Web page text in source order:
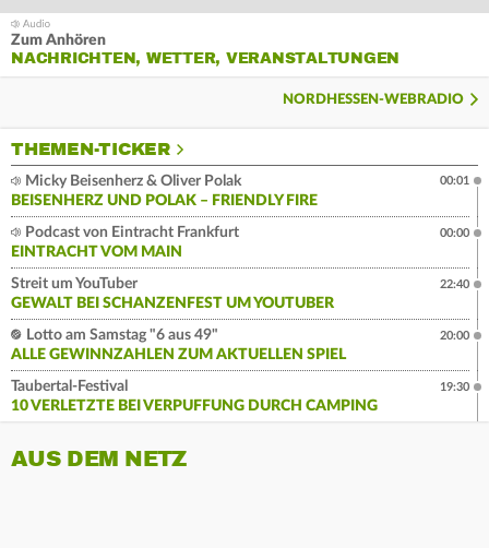
Zum Anhören
NACHRICHTEN, WETTER, VERANSTALTUNGEN
NORDHESSEN-WEBRADIO
THEMEN-TICKER
Micky Beisenherz & Oliver Polak
BEISENHERZ UND POLAK – FRIENDLY FIRE
00:01
Podcast von Eintracht Frankfurt
EINTRACHT VOM MAIN
00:00
Streit um YouTuber
GEWALT BEI SCHANZENFEST UM YOUTUBER
22:40
Lotto am Samstag "6 aus 49"
ALLE GEWINNZAHLEN ZUM AKTUELLEN SPIEL
20:00
Taubertal-Festival
10 VERLETZTE BEI VERPUFFUNG DURCH CAMPING
19:30
AUS DEM NETZ